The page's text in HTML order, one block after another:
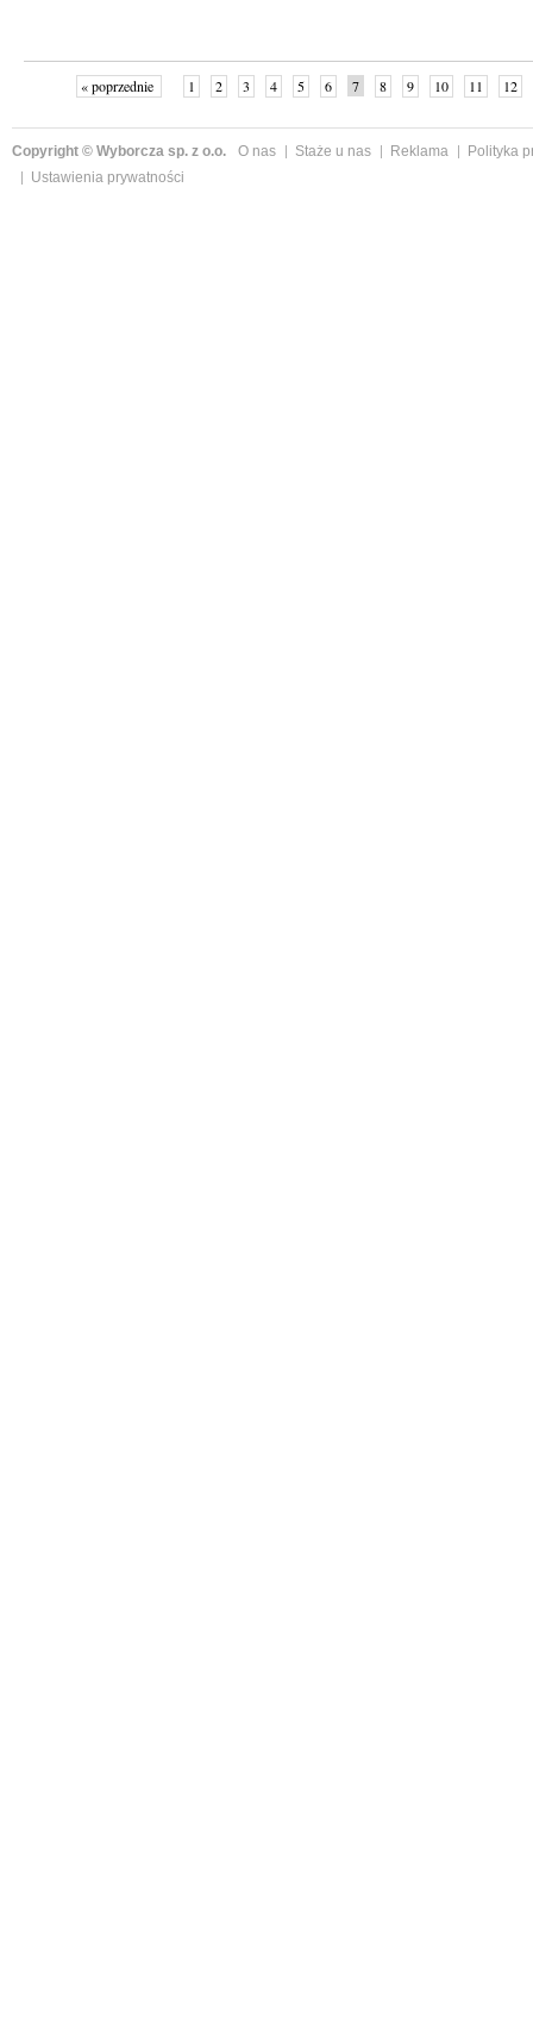
« poprzednie 1 2 3 4 5 6 7 8 9 10 11 12
Copyright © Wyborcza sp. z o.o. O nas Staże u nas Reklama
Polityka
Ustawienia prywatności